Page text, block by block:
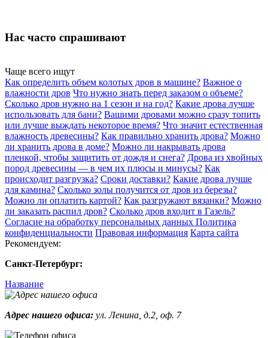
Нас часто спрашивают
Чаще всего ищут
Как определить объем колотых дров в машине? Важное о
влажности дров Что нужно знать перед заказом о объеме?
Сколько дров нужно на 1 сезон и на год? Какие дрова лучше
использовать для бани? Вашими дровами можно сразу топить
или лучше выждать некоторое время? Что значит естественная
влажность древесины? Как правильно хранить дрова? Можно
ли хранить дрова в доме? Можно ли накрывать дрова
пленкой, чтобы защитить от дождя и снега? Дрова из хвойных
пород древесины — в чем их плюсы и минусы? Как
происходит разгрузка? Сроки доставки? Какие дрова лучше
для камина? Сколько золы получится от дров из березы?
Можно ли оплатить картой? Как разгружают вязанки? Можно
ли заказать распил дров? Сколько дров входит в Газель?
Согласие на обработку персональных данных Политика
конфиденциальности Правовая информация Карта сайта
Рекомендуем:
Санкт-Петербург:
Название
Адрес нашего офиса: ул. Ленина, д.2, оф. 7